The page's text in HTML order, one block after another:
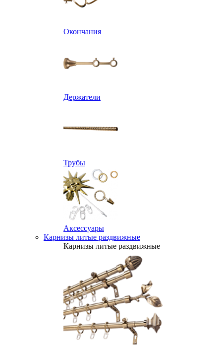
Окончания
Держатели
Трубы
Аксессуары
Карнизы литые раздвижные
Карнизы литые раздвижные